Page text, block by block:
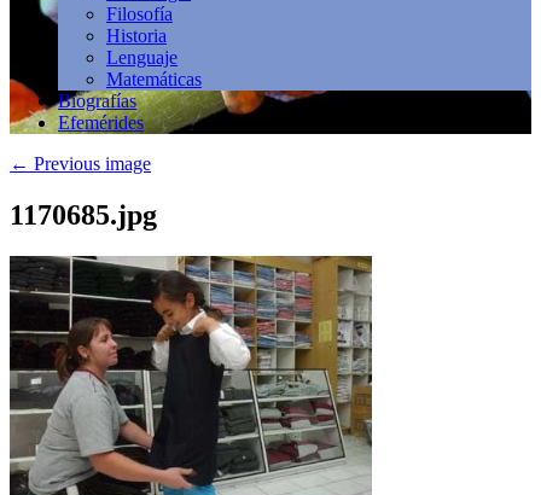
Filosofía
Historia
Lenguaje
Matemáticas
Biografías
Efemérides
← Previous image
1170685.jpg